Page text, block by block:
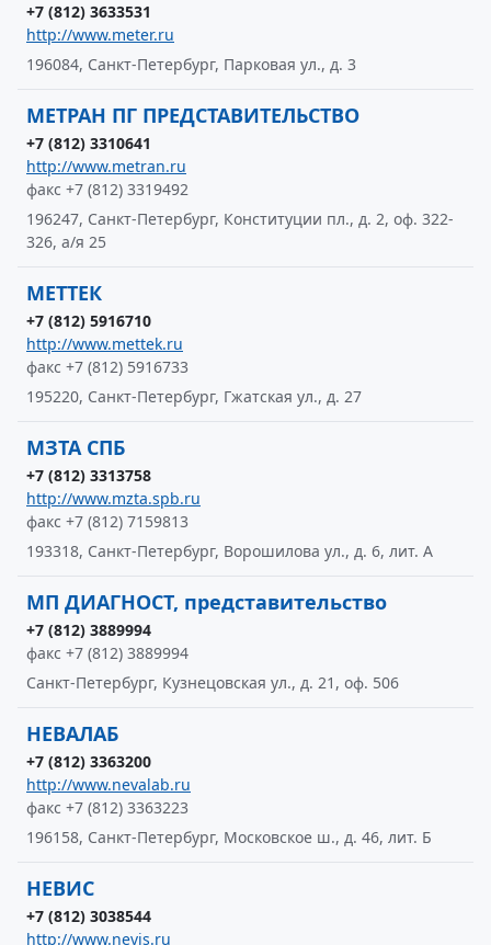
+7 (812) 3633531
http://www.meter.ru
196084, Санкт-Петербург, Парковая ул., д. 3
МЕТРАН ПГ ПРЕДСТАВИТЕЛЬСТВО
+7 (812) 3310641
http://www.metran.ru
факс +7 (812) 3319492
196247, Санкт-Петербург, Конституции пл., д. 2, оф. 322-
326, а/я 25
МЕТТЕК
+7 (812) 5916710
http://www.mettek.ru
факс +7 (812) 5916733
195220, Санкт-Петербург, Гжатская ул., д. 27
МЗТА СПБ
+7 (812) 3313758
http://www.mzta.spb.ru
факс +7 (812) 7159813
193318, Санкт-Петербург, Ворошилова ул., д. 6, лит. А
МП ДИАГНОСТ, представительство
+7 (812) 3889994
факс +7 (812) 3889994
Санкт-Петербург, Кузнецовская ул., д. 21, оф. 506
НЕВАЛАБ
+7 (812) 3363200
http://www.nevalab.ru
факс +7 (812) 3363223
196158, Санкт-Петербург, Московское ш., д. 46, лит. Б
НЕВИС
+7 (812) 3038544
http://www.nevis.ru